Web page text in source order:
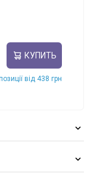
КУПИТЬ
від 438 грн